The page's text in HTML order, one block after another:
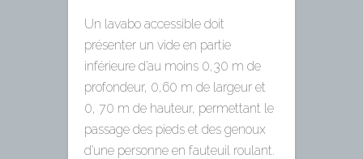
Un lavabo accessible doit
présenter un vide en partie
inférieure d’au moins 0,30 m de
profondeur, 0,60 m de largeur et
0, 70 m de hauteur, permettant le
passage des pieds et des genoux
d’une personne en fauteuil roulant.